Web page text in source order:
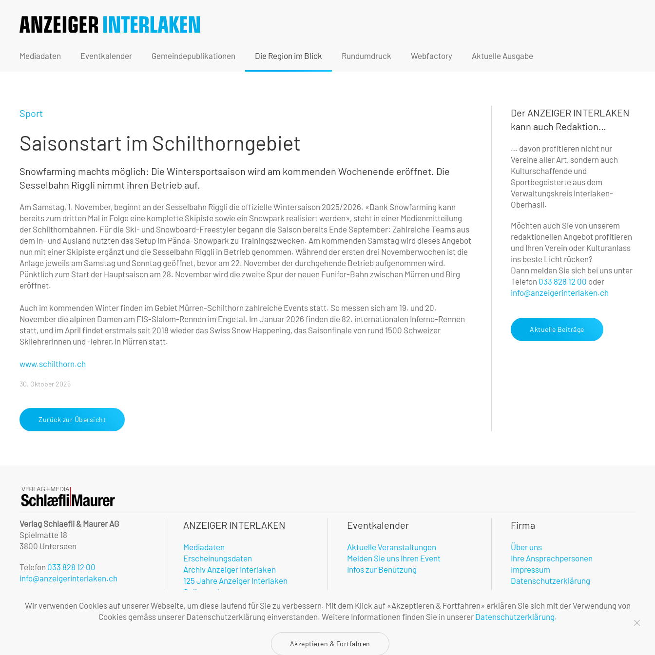
Mediadaten Eventkalender Gemeindepublikationen Die Region im Blick Rundumdruck Webfactory Aktuelle Ausgabe
Sport
Saisonstart im Schilthorngebiet
Snowfarming machts möglich: Die Wintersportsaison wird am kommenden Wochenende eröffnet. Die
Sesselbahn Riggli nimmt ihren Betrieb auf.
Am Samstag, 1. November, beginnt an der Sesselbahn Riggli die offizielle Wintersaison 2025/2026. «Dank Snowfarming kann
bereits zum dritten Mal in Folge eine komplette Skipiste sowie ein Snowpark realisiert werden», steht in einer Medienmitteilung
der Schilthornbahnen. Für die Ski- und Snowboard-Freestyler begann die Saison bereits Ende September: Zahlreiche Teams aus
dem In- und Ausland nutzten das Setup im Pända-Snowpark zu Trainingszwecken. Am kommenden Samstag wird dieses Angebot
nun mit einer Skipiste ergänzt und die Sesselbahn Riggli in Betrieb genommen. Während der ersten drei Novemberwochen ist die
Anlage jeweils am Samstag und Sonntag geöffnet, bevor am 22. November der durchgehende Betrieb aufgenommen wird.
Pünktlich zum Start der Hauptsaison am 28. November wird die zweite Spur der neuen Funifor-Bahn zwischen Mürren und Birg
eröffnet.
Auch im kommenden Winter finden im Gebiet Mürren-Schilthorn zahlreiche Events statt. So messen sich am 19. und 20.
November die alpinen Damen am FIS-Slalom-Rennen im Engetal. Im Januar 2026 finden die 82. internationalen Inferno-Rennen
statt, und im April findet erstmals seit 2018 wieder das Swiss Snow Happening, das Saisonfinale von rund 1500 Schweizer
Skilehrerinnen und -lehrer, in Mürren statt.
www.schilthorn.ch
30. Oktober 2025
Zurück zur Übersicht
Der ANZEIGER INTERLAKEN
kann auch Redaktion…
… davon profitieren nicht nur
Vereine aller Art, ­sondern auch
Kulturschaffende und
Sportbegeisterte aus dem
Verwaltungskreis Interlaken-
Oberhasli.
Möchten auch Sie von unserem
redaktionellen Angebot profitieren
und Ihren Verein oder Kulturanlass
ins beste Licht rücken?
Dann melden Sie sich bei uns unter
Telefon 033 828 12 00 oder
info@anzeigerinterlaken.ch
Aktuelle Beiträge
Verlag Schlaefli & Maurer AG
Spielmatte 18
3800 Unterseen
Telefon 033 828 12 00
info@anzeigerinterlaken.ch
Montag – Freitag
08.00 – 12.00 und 13.30 – 17.00 Uhr
ANZEIGER INTERLAKEN
Mediadaten
Erscheinungsdaten
Archiv Anzeiger Interlaken
125 Jahre Anzeiger Interlaken
Onlinerechner
Notfalldienste
Vorteile amtlicher Anzeiger
Eventkalender
Aktuelle Veranstaltungen
Melden Sie uns Ihren Event
Infos zur Benutzung
Firma
Über uns
Ihre Ansprechpersonen
Impressum
Datenschutzerklärung
Wir verwenden Cookies auf unserer Webseite, um diese laufend für Sie zu verbessern. Mit dem Klick auf «Akzeptieren & Fortfahren» erklären Sie sich mit der Verwendung von
Cookies gemäss unserer Datenschutzerklärung einverstanden. Weitere Informationen finden Sie in unserer Datenschutzerklärung.
Akzeptieren & Fortfahren